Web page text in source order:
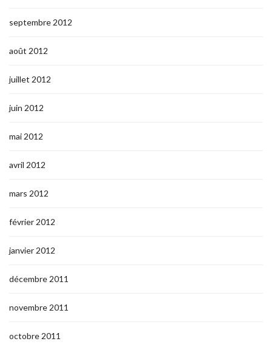
septembre 2012
août 2012
juillet 2012
juin 2012
mai 2012
avril 2012
mars 2012
février 2012
janvier 2012
décembre 2011
novembre 2011
octobre 2011